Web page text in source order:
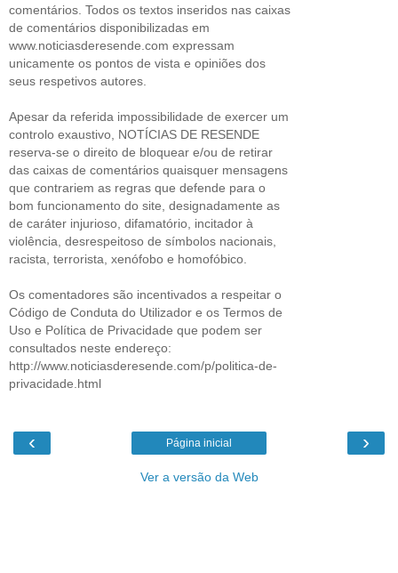
comentários. Todos os textos inseridos nas caixas
de comentários disponibilizadas em
www.noticiasderesende.com expressam
unicamente os pontos de vista e opiniões dos
seus respetivos autores.
Apesar da referida impossibilidade de exercer um
controlo exaustivo, NOTÍCIAS DE RESENDE
reserva-se o direito de bloquear e/ou de retirar
das caixas de comentários quaisquer mensagens
que contrariem as regras que defende para o
bom funcionamento do site, designadamente as
de caráter injurioso, difamatório, incitador à
violência, desrespeitoso de símbolos nacionais,
racista, terrorista, xenófobo e homofóbico.
Os comentadores são incentivados a respeitar o
Código de Conduta do Utilizador e os Termos de
Uso e Política de Privacidade que podem ser
consultados neste endereço:
http://www.noticiasderesende.com/p/politica-de-
privacidade.html
‹ ›
Página inicial
Ver a versão da Web